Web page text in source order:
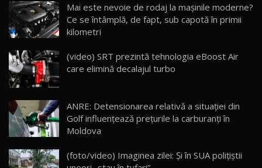
15 14:37
16
AutoBlogMD
13:10
17 20:06
Va fi modelul nr.1 BYD în Moldova? BYD Seal U
30:08
Mai este nevoie de rodaj la mașinile moderne?
Ce se întâmplă, de fapt, sub capotă în primii
kilometri
(video) SRT prezintă tehnologia eBoost Air
care elimină decalajul turbo
ANRE: Detensionarea relativă a situației din
Golf influențează prețurile la carburanți în
Moldova
(foto/video) Imaginea zilei: Și în SUA polițiștii